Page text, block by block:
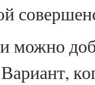
можно